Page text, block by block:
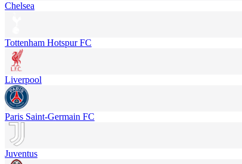
Chelsea
Tottenham Hotspur FC
Liverpool
Paris Saint-Germain FC
Juventus